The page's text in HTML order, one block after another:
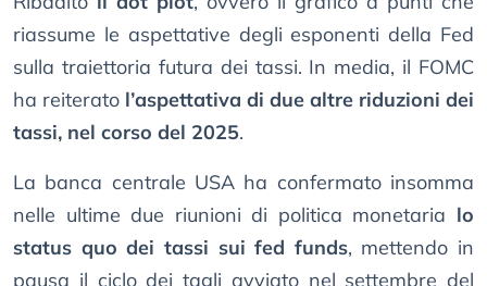
riassume le aspettative degli esponenti della Fed
sulla traiettoria futura dei tassi. In media, il FOMC
ha reiterato l’aspettativa di due altre riduzioni dei
tassi, nel corso del 2025.
La banca centrale USA ha confermato insomma
nelle ultime due riunioni di politica monetaria lo
status quo dei tassi sui fed funds, mettendo in
pausa il ciclo dei tagli avviato nel settembre del